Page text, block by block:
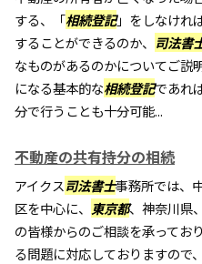
する、「相続登記」をしなけれ
することができるのか、 司法書
なものがあるのかについてご説
になる基本的な相続登記であれば
分で行うことも十分可能...
不動産の共有持分の相続
アイクス司法書士事務所では、
区を中心に、 東京都、神奈川県
の皆様からのご相談を承っており
る問題に対応しておりますので